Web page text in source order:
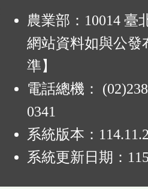
農業部：10014 臺
網站資料如與公發
準】
電話總機：
0341
系統版本：
系統更新日期：